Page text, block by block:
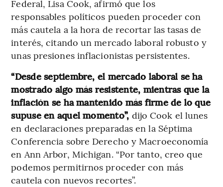
Federal, Lisa Cook, afirmó que los
responsables políticos pueden proceder con
más cautela a la hora de recortar las tasas de
interés, citando un mercado laboral robusto y
unas presiones inflacionistas persistentes.
“Desde septiembre, el mercado laboral se ha
mostrado algo más resistente, mientras que la
inflación se ha mantenido más firme de lo que
supuse en aquel momento”, dijo Cook el lunes
en declaraciones preparadas en la Séptima
Conferencia sobre Derecho y Macroeconomía
en Ann Arbor, Michigan. “Por tanto, creo que
podemos permitirnos proceder con más
cautela con nuevos recortes”.